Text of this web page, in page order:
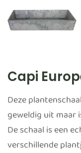
Capi
Deze
geweldig uit maar
De schaal is een
verschillende